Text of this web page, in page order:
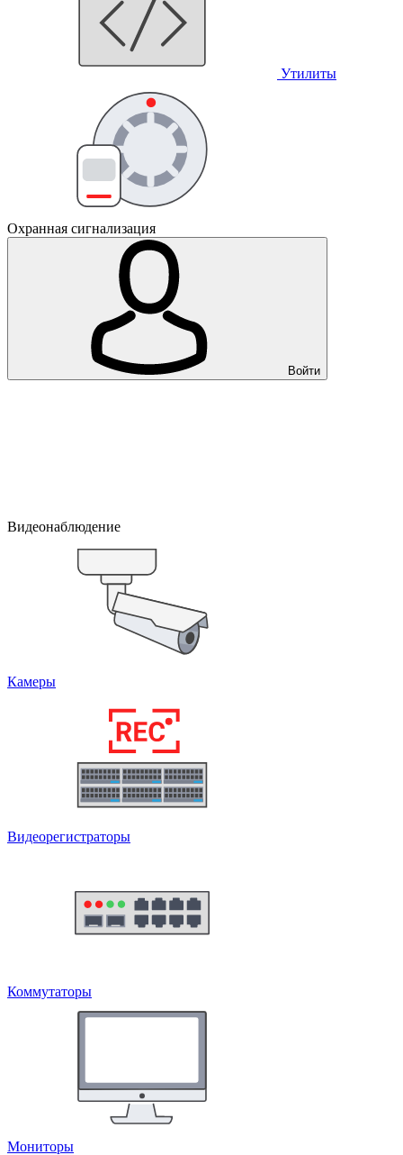
Утилиты
Охранная сигнализация
Войти
Видеонаблюдение
Камеры
Видеорегистраторы
Коммутаторы
Мониторы